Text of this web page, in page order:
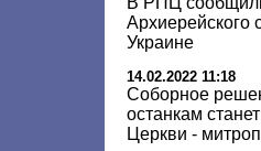
Архиерейского
Украине
14.02.2022 11:18
Соборное
останкам
Церкви -